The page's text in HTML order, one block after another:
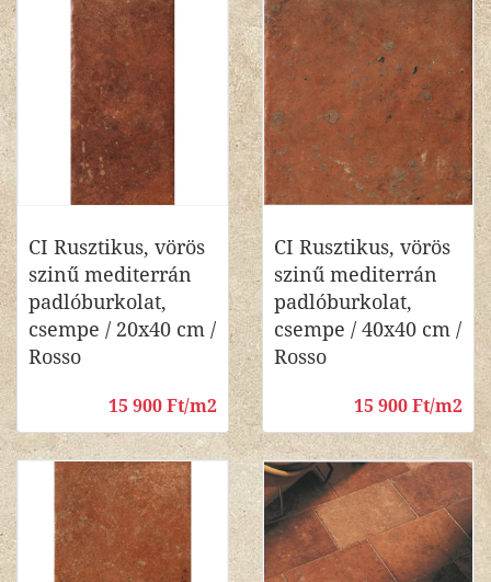
CI Rusztikus, vörös
szinű mediterrán
padlóburkolat,
csempe / 20x40 cm /
Rosso
15 900 Ft/m2
CI Rusztikus, vörös
szinű mediterrán
padlóburkolat,
csempe / 40x40 cm /
Rosso
15 900 Ft/m2